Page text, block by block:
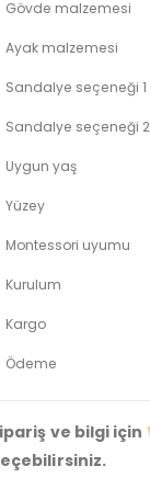
Gövde malzemesi
Ayak malzemesi
Sandalye seçeneği 1
Sandalye seçeneği 2
Uygun yaş
Yüzey
Montessori uyumu
Kurulum
Kargo
Ödeme
ve bilgi için